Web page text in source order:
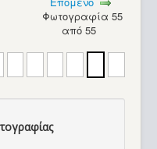
Φωτογραφία 55
από 55